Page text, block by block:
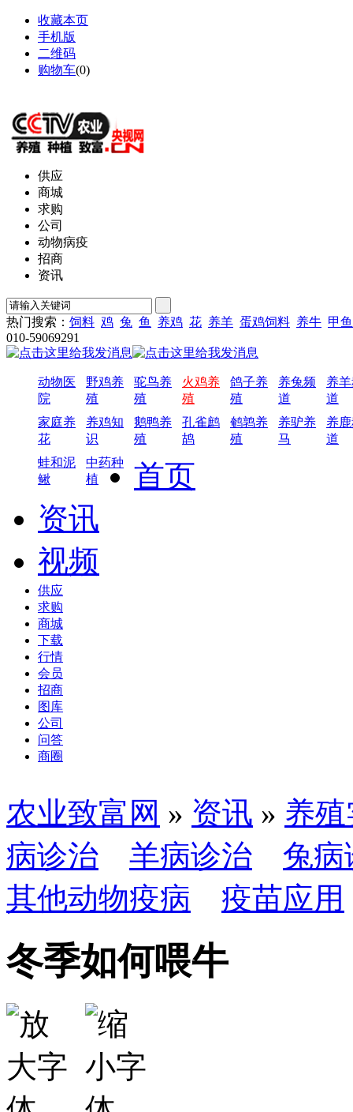
收藏本页
手机版
二维码
购物车(0)
供应
商城
求购
公司
动物病疫
招商
资讯
热门搜索： 饲料 鸡 兔 鱼 养鸡 花 养羊 蛋鸡饲料 养牛 甲鱼
010-59069291
动物医
院
野鸡养
殖
驼鸟养
殖
火鸡养
殖
鸽子养
殖
养兔频
道
养
道
家庭养
花
养鸡知
识
鹅鸭养
殖
孔雀鹧
鸪
鹌鹑养
殖
养驴养
马
养
道
蛙和泥
鳅
中药种
植
首页
资讯
视频
供应
求购
商城
下载
行情
会员
招商
图库
公司
问答
商圈
农业致富网 » 资讯 » 养
病诊治
羊病诊治
兔病
其他动物疫病
疫苗应用
冬季如何喂牛